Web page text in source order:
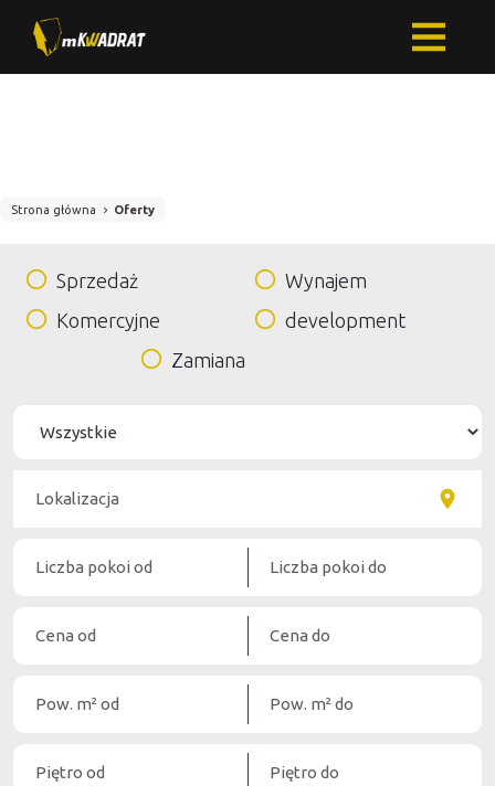
Strona główna Oferty
Sprzedaż
Wynajem
Komercyjne
development
Zamiana